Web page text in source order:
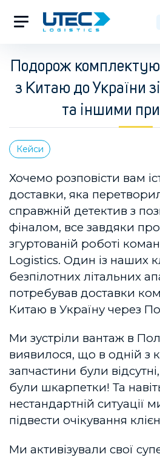
Подорож
з Китаю до України
та іншими
Кейси
Хочемо розповісти вам
доставки, яка
справжній детектив з
фіналом, все завдяки
згуртованій роботі
Logistics. Один із наших
безпілотних літальних
потребував доставки
Китаю в Україну через
Ми зустріли вантаж в
виявилося, що в одній з
запчастини були
були шкарпетки! Та
нестандартній ситуації
підвести очікування
Ми активізували свої